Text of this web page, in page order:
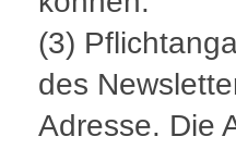
(3)
des
Adresse. Die